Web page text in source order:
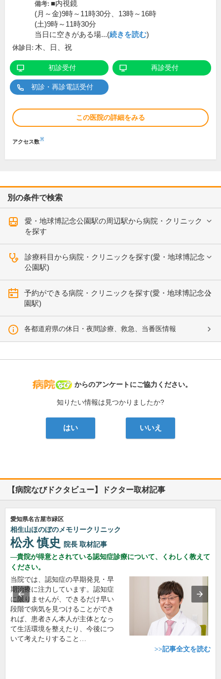
備考: ■内視鏡
(月～金)9時～11時30分、13時～16時
(土)9時～11時30分
当日に空きがある場...(続きを読む)
休診日: 木、日、祝
初診受付 再診受付
初診・再診電話受付
この医院の詳細をみる
アクセス数※
別の条件で検索
愛・地球博記念公園駅の周辺駅から病院・クリニック
を探す
診療科目から病院・クリニックを探す(愛・地球博記念
公園駅)
予約ができる病院・クリニックを探す(愛・地球博記念公
園駅)
各都道府県の休日・夜間診療、救急、当番医情報
病院なび
からのアンケートにご協力ください。
知りたい情報は見つかりましたか?
はい いいえ
【病院なびドクタビュー】ドクター取材記事
愛知県名古屋市緑区
相生山ほのぼのメモリークリニック
松永 慎史 院長 取材記事
貴院が得意とされている認知症診療について、くわしく教えて
ください。
当院では、認知症の早期発見・早
期治療に注力しています。認知症
に限りませんが、できるだけ早い
段階で病気を見つけることができ
れば、患者さん本人が主体となっ
て生活環境を整えたり、今後につ
いて考えたりすること…
>>記事全文を読む